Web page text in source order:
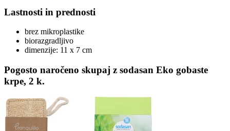
Lastnosti in prednosti
brez mikroplastike
biorazgradljivo
dimenzije: 11 x 7 cm
Pogosto naročeno skupaj z sodasan Eko gobaste
krpe, 2 k.